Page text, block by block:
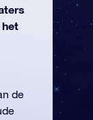
het
de